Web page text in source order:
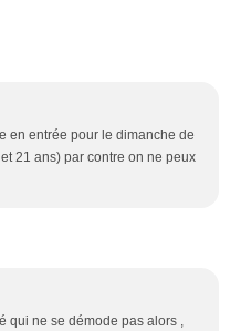
en entrée pour le dimanche de
21 ans) par contre on ne peux
qui ne se démode pas alors ,